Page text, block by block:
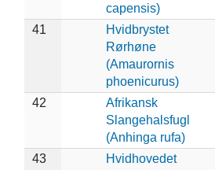
capensis)
41
Hvidbrystet
Rørhøne
(Amaurornis
phoenicurus)
42
Afrikansk
Slangehalsfugl
(Anhinga rufa)
43
Hvidhovedet